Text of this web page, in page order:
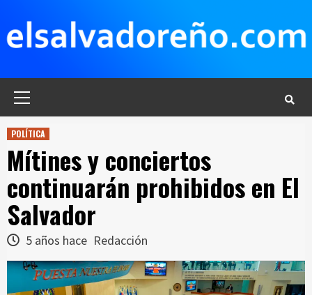
contenido
POLÍTICA
Mítines y conciertos
continuarán prohibidos en El
Salvador
5 años hace Redacción